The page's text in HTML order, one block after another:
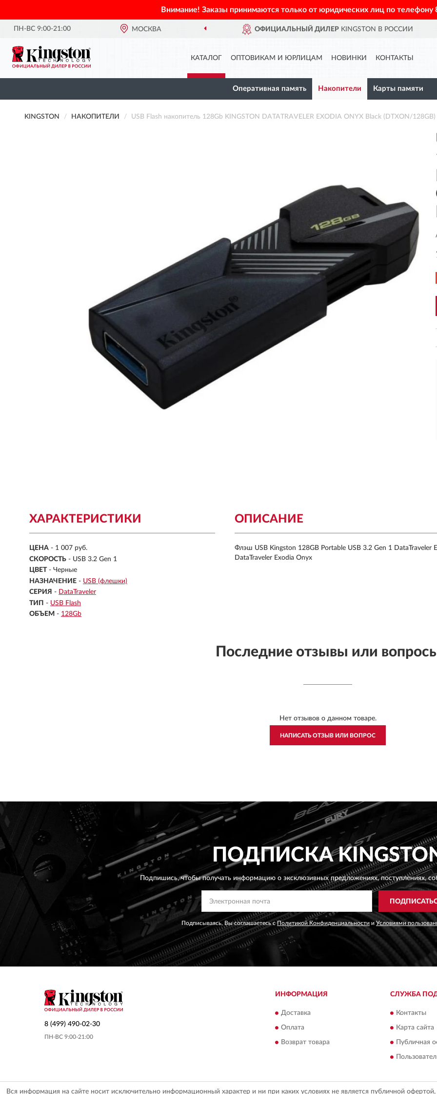
Внимание! Заказы принимаются только от юридических лиц по телефону
ПН-ВС 9:00-21:00 МОСКВА ОФИЦИАЛЬНЫЙ ДИЛЕР KINGSTON В РОССИИ
КАТАЛОГ ОПТОВИКАМ И ЮРЛИЦАМ НОВИНКИ КОНТАКТЫ
Оперативная память Накопители Карты памяти
KINGSTON НАКОПИТЕЛИ USB Flash накопитель 128Gb KINGSTON DATATRAVELER EXODIA ONYX Black (DTXON/128GB)
ХАРАКТЕРИСТИКИ
ЦЕНА - 1 007 руб.
СКОРОСТЬ - USB 3.2 Gen 1
ЦВЕТ - Черные
НАЗНАЧЕНИЕ - USB (флешки)
СЕРИЯ - DataTraveler
ТИП - USB Flash
ОБЪЕМ - 128Gb
ОПИСАНИЕ
Флэш USB Kingston 128GB Portable USB 3.2 Gen 1 DataTraveler
DataTraveler Exodia Onyx
Последние отзывы или
Нет отзывов о данном товаре.
НАПИСАТЬ ОТЗЫВ ИЛИ ВОПРОС
ПОДПИСКА
Подпишись, чтобы получать информацию о эксклюзивных предложениях,поступлениях,
Подписываясь, Вы соглашаетесь сПолитикой Конфиденциальности иУсловиями
8 (499) 490-02-30
ПН-ВС 9:00-21:00
ИНФОРМАЦИЯ
Доставка
Оплата
Возврат товара
СЛУЖБА
Контакты
Карта сайта
Публичная
Вся информация на сайте носит исключительно информационный характер и ни при каких условиях не является публичной